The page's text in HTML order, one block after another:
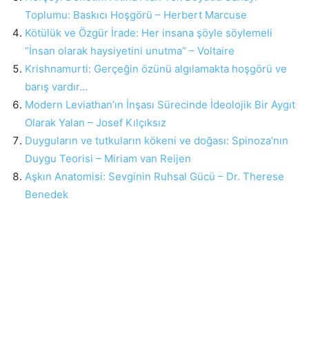
Toplumu: Baskıcı Hoşgörü – Herbert Marcuse
Kötülük ve Özgür İrade: Her insana şöyle söylemeli
“İnsan olarak haysiyetini unutma” – Voltaire
Krishnamurti: Gerçeğin özünü algılamakta hoşgörü ve
barış vardır…
Modern Leviathan’ın İnşası Sürecinde İdeolojik Bir Aygıt
Olarak Yalan – Josef Kılçıksız
Duyguların ve tutkuların kökeni ve doğası: Spinoza’nın
Duygu Teorisi – Miriam van Reijen
Aşkın Anatomisi: Sevginin Ruhsal Gücü – Dr. Therese
Benedek